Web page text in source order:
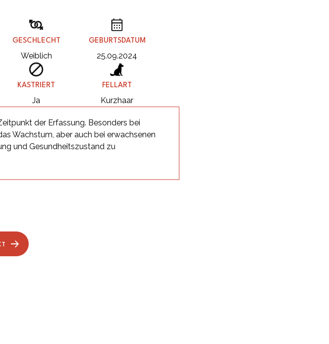
GESCHLECHT
Weiblich
GEBURTSDATUM
25.09.2024
KASTRIERT
Ja
FELLART
Kurzhaar
der Erfassung. Besonders bei
Wachstum, aber auch bei erwachsenen
und Gesundheitszustand zu